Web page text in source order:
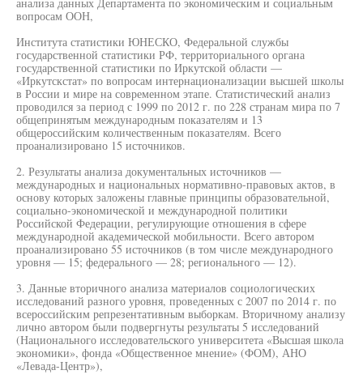
вопросам ООН,
Института статистики ЮНЕСКО, Федеральной службы
государственной статистики РФ, территориального органа
государственной статистики по Иркутской области —
«Иркутскстат» по вопросам интернационализации высшей школы
в России и мире на современном этапе. Статистический анализ
проводился за период с 1999 по 2012 г. по 228 странам мира по 7
общепринятым международным показателям и 13
общероссийским количественным показателям. Всего
проанализировано 15 источников.
2. Результаты анализа документальных источников —
международных и национальных нормативно-правовых актов, в
основу которых заложены главные принципы образовательной,
социально-экономической и международной политики
Российской Федерации, регулирующие отношения в сфере
международной академической мобильности. Всего автором
проанализировано 55 источников (в том числе международного
уровня — 15; федерального — 28; регионального — 12).
3. Данные вторичного анализа материалов социологических
исследований разного уровня, проведенных с 2007 по 2014 г. по
всероссийским репрезентативным выборкам. Вторичному анализу
лично автором были подвергнуты результаты 5 исследований
(Национального исследовательского университета «Высшая школа
экономики», фонда «Общественное мнение» (ФОМ), АНО
«Левада-Центр»),